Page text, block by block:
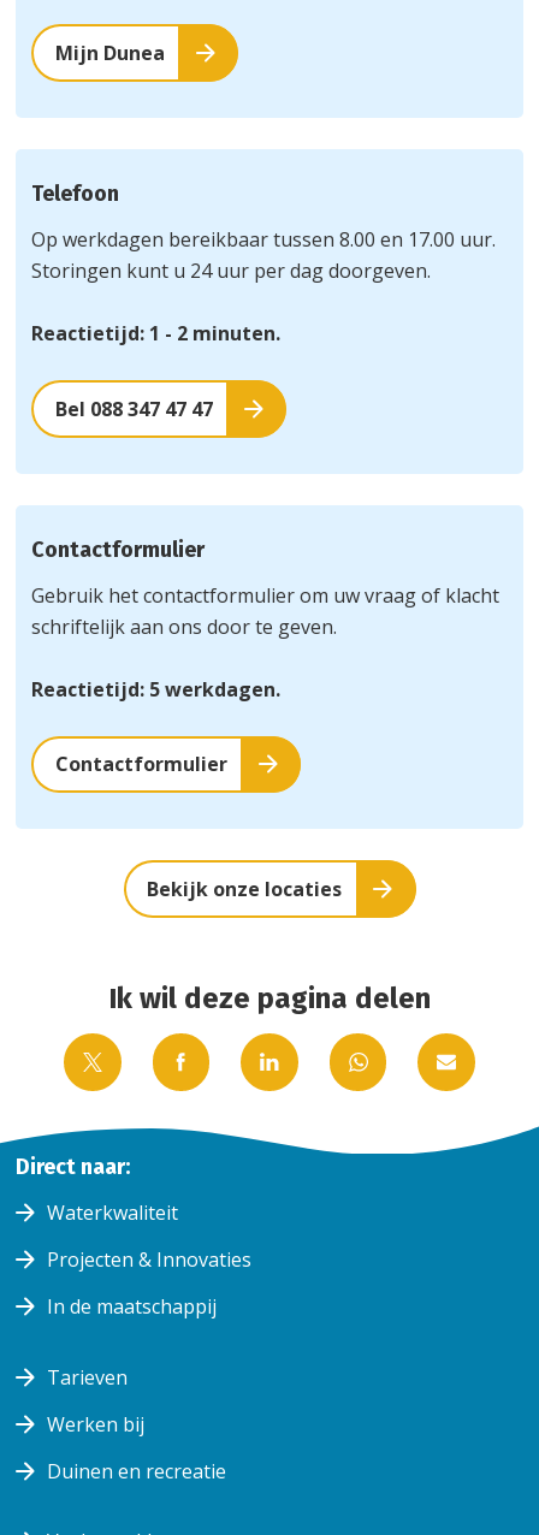
Mijn Dunea
Telefoon
Op werkdagen bereikbaar tussen 8.00 en 17.00 uur.
Storingen kunt u 24 uur per dag doorgeven.
Reactietijd: 1 - 2 minuten.
Bel 088 347 47 47
Contactformulier
Gebruik het contactformulier om uw vraag of klacht
schriftelijk aan ons door te geven.
Reactietijd: 5 werkdagen.
Contactformulier
Bekijk onze locaties
Ik wil deze pagina delen
Delen
op X
Delen op
Facebook
Delen
Delen op
WhatsApp
Delen
via
Home
Klantenservice
Klantenservice
Direct naar:
Waterkwaliteit
Projecten & Innovaties
In de maatschappij
Tarieven
Werken bij
Duinen en recreatie